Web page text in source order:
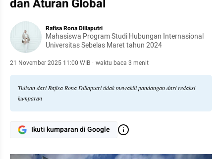
dan Aturan Global
Rafisa Rona Dillaputri
Mahasiswa Program Studi Hubungan Internasional
Universitas Sebelas Maret tahun 2024
21 November 2025 11:00 WIB · waktu baca 3 menit
Tulisan dari Rafisa Rona Dillaputri tidak mewakili pandangan dari redaksi
kumparan
Ikuti kumparan di Google